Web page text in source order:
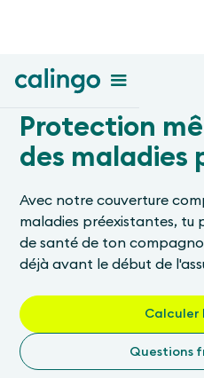
Protection
des maladies
Avec notre couverture
maladies préexistantes, tu
de santé de ton
déjà avant le début de
Calculer
Questions